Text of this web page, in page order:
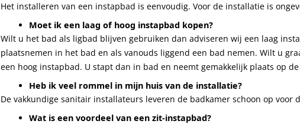
Het installeren van een instapbad is eenvoudig. Voor de installatie is
Moet ik een laag of hoog instapbad kopen?
Wilt u het bad als ligbad blijven gebruiken dan adviseren wij een laag
plaatsnemen in het bad en als vanouds liggend een bad nemen. Wilt u
een hoog instapbad. U stapt dan in bad en neemt gemakkelijk plaats op
Heb ik veel rommel in mijn huis van de installatie?
De vakkundige sanitair installateurs leveren de badkamer schoon op voor
Wat is een voordeel van een zit-instapbad?